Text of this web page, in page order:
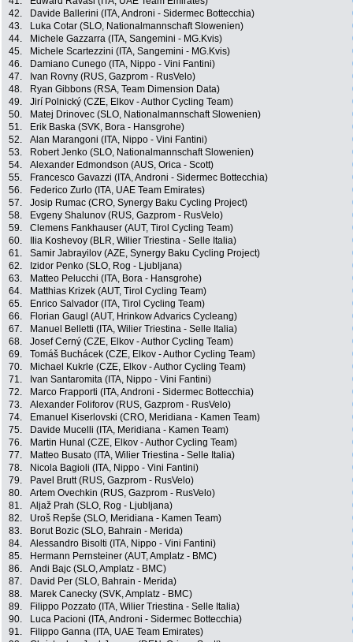
42.
Davide Ballerini (ITA, Androni - Sidermec Bottecchia)
43.
Luka Cotar (SLO, Nationalmannschaft Slowenien)
44.
Michele Gazzarra (ITA, Sangemini - MG.Kvis)
45.
Michele Scartezzini (ITA, Sangemini - MG.Kvis)
46.
Damiano Cunego (ITA, Nippo - Vini Fantini)
47.
Ivan Rovny (RUS, Gazprom - RusVelo)
48.
Ryan Gibbons (RSA, Team Dimension Data)
49.
Jirí Polnický (CZE, Elkov - Author Cycling Team)
50.
Matej Drinovec (SLO, Nationalmannschaft Slowenien)
51.
Erik Baska (SVK, Bora - Hansgrohe)
52.
Alan Marangoni (ITA, Nippo - Vini Fantini)
53.
Robert Jenko (SLO, Nationalmannschaft Slowenien)
54.
Alexander Edmondson (AUS, Orica - Scott)
55.
Francesco Gavazzi (ITA, Androni - Sidermec Bottecchia)
56.
Federico Zurlo (ITA, UAE Team Emirates)
57.
Josip Rumac (CRO, Synergy Baku Cycling Project)
58.
Evgeny Shalunov (RUS, Gazprom - RusVelo)
59.
Clemens Fankhauser (AUT, Tirol Cycling Team)
60.
Ilia Koshevoy (BLR, Wilier Triestina - Selle Italia)
61.
Samir Jabrayilov (AZE, Synergy Baku Cycling Project)
62.
Izidor Penko (SLO, Rog - Ljubljana)
63.
Matteo Pelucchi (ITA, Bora - Hansgrohe)
64.
Matthias Krizek (AUT, Tirol Cycling Team)
65.
Enrico Salvador (ITA, Tirol Cycling Team)
66.
Florian Gaugl (AUT, Hrinkow Advarics Cycleang)
67.
Manuel Belletti (ITA, Wilier Triestina - Selle Italia)
68.
Josef Cerný (CZE, Elkov - Author Cycling Team)
69.
Tomáš Buchácek (CZE, Elkov - Author Cycling Team)
70.
Michael Kukrle (CZE, Elkov - Author Cycling Team)
71.
Ivan Santaromita (ITA, Nippo - Vini Fantini)
72.
Marco Frapporti (ITA, Androni - Sidermec Bottecchia)
73.
Alexander Foliforov (RUS, Gazprom - RusVelo)
74.
Emanuel Kiserlovski (CRO, Meridiana - Kamen Team)
75.
Davide Mucelli (ITA, Meridiana - Kamen Team)
76.
Martin Hunal (CZE, Elkov - Author Cycling Team)
77.
Matteo Busato (ITA, Wilier Triestina - Selle Italia)
78.
Nicola Bagioli (ITA, Nippo - Vini Fantini)
79.
Pavel Brutt (RUS, Gazprom - RusVelo)
80.
Artem Ovechkin (RUS, Gazprom - RusVelo)
81.
Aljaž Prah (SLO, Rog - Ljubljana)
82.
Uroš Repše (SLO, Meridiana - Kamen Team)
83.
Borut Bozic (SLO, Bahrain - Merida)
84.
Alessandro Bisolti (ITA, Nippo - Vini Fantini)
85.
Hermann Pernsteiner (AUT, Amplatz - BMC)
86.
Andi Bajc (SLO, Amplatz - BMC)
87.
David Per (SLO, Bahrain - Merida)
88.
Marek Canecky (SVK, Amplatz - BMC)
89.
Filippo Pozzato (ITA, Wilier Triestina - Selle Italia)
90.
Luca Pacioni (ITA, Androni - Sidermec Bottecchia)
91.
Filippo Ganna (ITA, UAE Team Emirates)